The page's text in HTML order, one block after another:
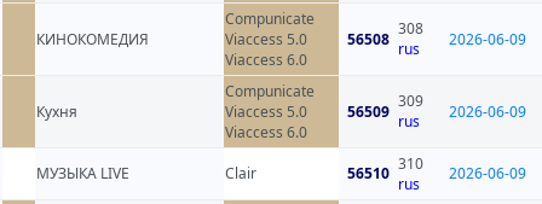
КИНОКОМЕДИЯ
Compunicate
Viaccess 5.0
Viaccess 6.0
56508
308
rus
2026-06-09
Кухня
Compunicate
Viaccess 5.0
Viaccess 6.0
56509
309
rus
2026-06-09
МУЗЫКА LIVE Clair 56510 310
rus
2026-06-09